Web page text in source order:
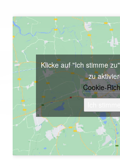
Klicke auf "Ich stimme
zu
Cookie-